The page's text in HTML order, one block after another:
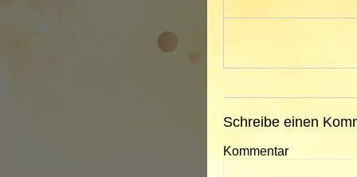
Schreibe einen
Kommentar